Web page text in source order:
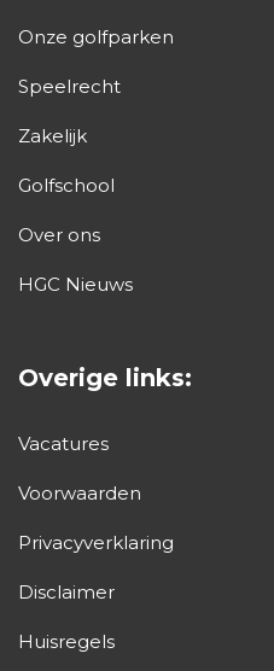
Onze golfparken
Speelrecht
Zakelijk
Golfschool
Over ons
HGC Nieuws
Overige links:
Vacatures
Voorwaarden
Privacyverklaring
Disclaimer
Huisregels